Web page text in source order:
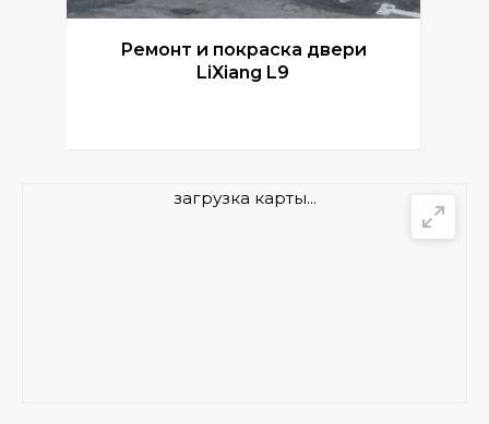
Ремонт и покраска двери
LiXiang L9
загрузка карты...